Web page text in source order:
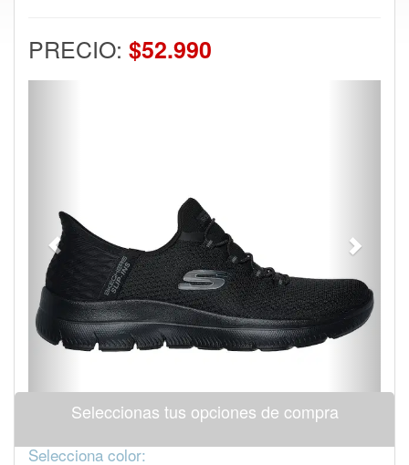
PRECIO: $52.990
Seleccionas tus opciones de compra
Selecciona color: